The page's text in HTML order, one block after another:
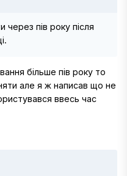
через пів року після
більше пів року то
але я ж написав що не
ввесь час